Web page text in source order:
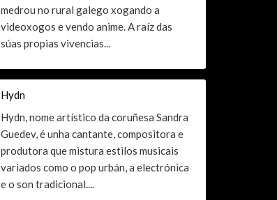
medrou no rural galego xogando a
videoxogos e vendo anime. A raíz das
súas propias vivencias...
Hydn
Hydn, nome artístico da coruñesa Sandra
Guedev, é unha cantante, compositora e
produtora que mistura estilos musicais
variados como o pop urbán, a electrónica
e o son tradicional....